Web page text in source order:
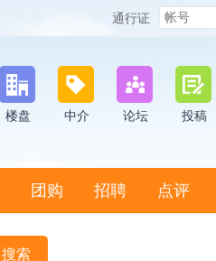
通行证
楼盘 中介 论坛 投稿
团购 招聘 点评